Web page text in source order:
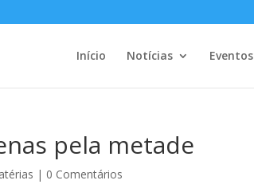
Início Notícias Eventos
pela metade
| 0 Comentários